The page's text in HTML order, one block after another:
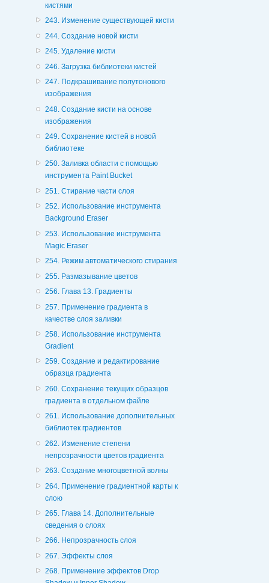
кистями
243. Изменение существующей кисти
244. Создание новой кисти
245. Удаление кисти
246. Загрузка библиотеки кистей
247. Подкрашивание полутонового
изображения
248. Создание кисти на основе
изображения
249. Сохранение кистей в новой
библиотеке
250. Заливка области с помощью
инструмента Paint Bucket
251. Стирание части слоя
252. Использование инструмента
Background Eraser
253. Использование инструмента
Magic Eraser
254. Режим автоматического стирания
255. Размазывание цветов
256. Глава 13. Градиенты
257. Применение градиента в
качестве слоя заливки
258. Использование инструмента
Gradient
259. Создание и редактирование
образца градиента
260. Сохранение текущих образцов
градиента в отдельном файле
261. Использование дополнительных
библиотек градиентов
262. Изменение степени
непрозрачности цветов градиента
263. Создание многоцветной волны
264. Применение градиентной карты к
слою
265. Глава 14. Дополнительные
сведения о слоях
266. Непрозрачность слоя
267. Эффекты слоя
268. Применение эффектов Drop